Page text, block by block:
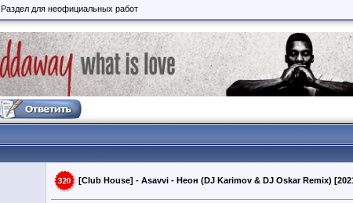
Раздел для неофициальных работ
[Club House] - Asavvi - Неон (DJ Karimov & DJ Oskar Remix)